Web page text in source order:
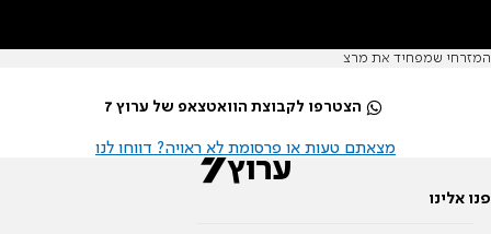
המזרחי שמפחיד את מרצ
הצטרפו לקבוצת הוואטצאפ של ערוץ 7
מצאתם טעות או פרסומת לא ראויה? דווחו לנו
פנו אלינו